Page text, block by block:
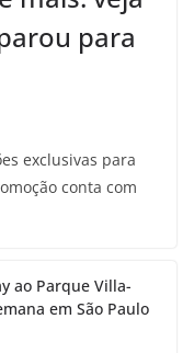
para
exclusivas para
conta com
ao Parque Villa-
em São Paulo